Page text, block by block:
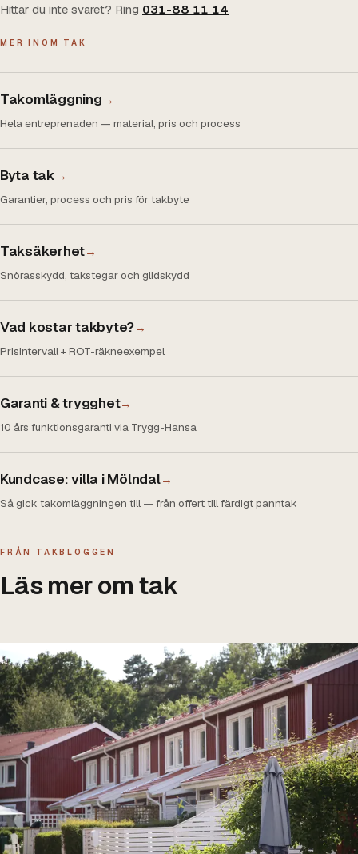
Hittar du inte svaret? Ring 031-88 11 14
MER INOM TAK
Takomläggning →
Hela entreprenaden — material, pris och process
Byta tak →
Garantier, process och pris för takbyte
Taksäkerhet→
Snörasskydd, takstegar och glidskydd
Vad kostar takbyte?→
Prisintervall + ROT-räkneexempel
Garanti & trygghet→
10 års funktionsgaranti via Trygg-Hansa
Kundcase: villa i Mölndal→
Så gick takomläggningen till — från offert till färdigt panntak
FRÅN TAKBLOGGEN
Läs mer om tak